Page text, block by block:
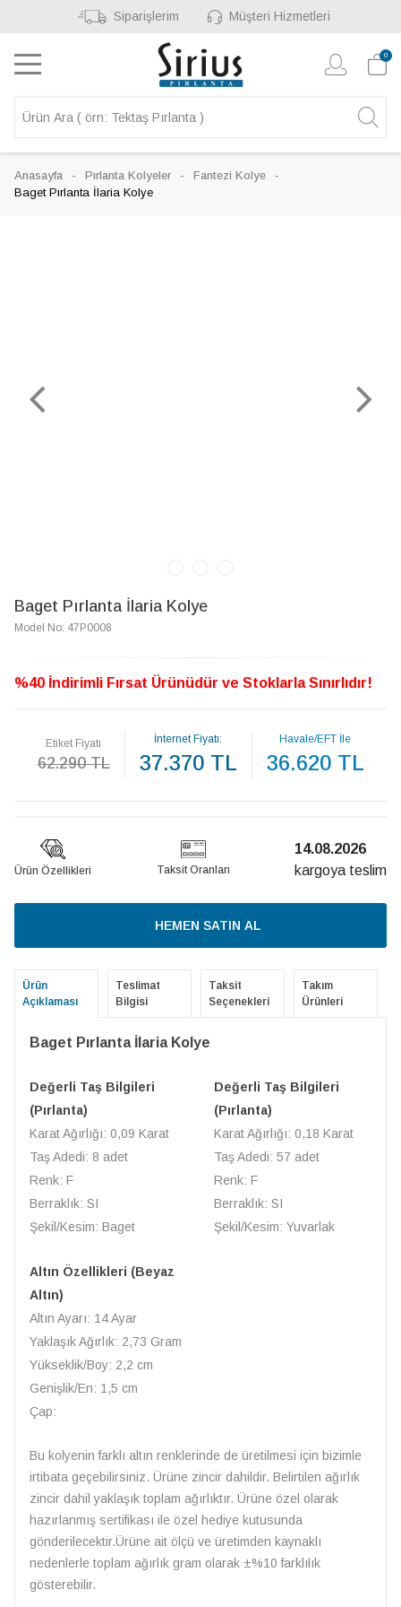
Siparişlerim Müşteri Hizmetleri
0
Anasayfa Pırlanta Kolyeler
Fantezi Kolye
Baget Pırlanta İlaria Kolye
Baget Pırlanta İlaria Kolye
Model No: 47P0008
%40 İndirimli Fırsat Ürünüdür ve Stoklarla Sınırlıdır!
Etiket Fiyatı
62.290 TL
İnternet Fiyatı:
37.370 TL
Havale/EFT İle
36.620 TL
Ürün Özellikleri Taksit Oranları
14.08.2026
kargoya teslim
HEMEN SATIN AL
Ürün
Açıklaması
Teslimat
Bilgisi
Taksit
Seçenekleri
Takım
Ürünleri
Baget Pırlanta İlaria Kolye
Değerli Taş Bilgileri
(Pırlanta)
Karat Ağırlığı: 0,09 Karat
Taş Adedi: 8 adet
Renk: F
Berraklık: SI
Şekil/Kesim: Baget
Değerli Taş Bilgileri
(Pırlanta)
Karat Ağırlığı: 0,18 Karat
Taş Adedi: 57 adet
Renk: F
Berraklık: SI
Şekil/Kesim: Yuvarlak
Altın Özellikleri (Beyaz
Altın)
Altın Ayarı: 14 Ayar
Yaklaşık Ağırlık: 2,73 Gram
Yükseklik/Boy: 2,2 cm
Genişlik/En: 1,5 cm
Çap:
Bu kolyenin farklı altın renklerinde de üretilmesi için bizimle
irtibata geçebilirsiniz. Ürüne zincir dahildir. Belirtilen ağırlık
zincir dahil yaklaşık toplam ağırlıktır. Ürüne özel olarak
hazırlanmış sertifikası ile özel hediye kutusunda
gönderilecektir.Ürüne ait ölçü ve üretimden kaynaklı
nedenlerle toplam ağırlık gram olarak ±%10 farklılık
gösterebilir.